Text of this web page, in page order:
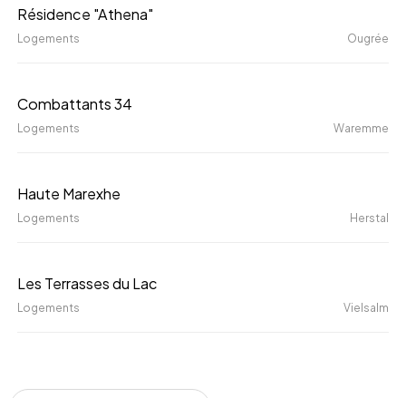
Printemps
Résidence "Athena"
Logements Ougrée
Combattants 34
Logements Waremme
Haute Marexhe
Logements Herstal
Les Terrasses du Lac
Logements Vielsalm